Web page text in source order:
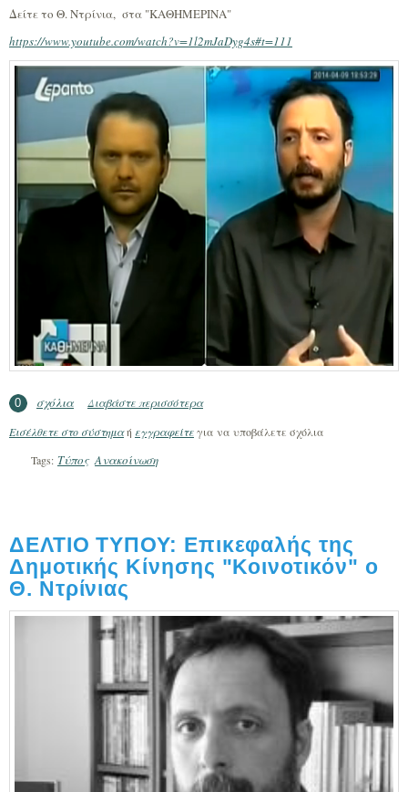
Δείτε το Θ. Ντρίνια, στα "ΚΑΘΗΜΕΡΙΝΑ"
https://www.youtube.com/watch?v=1l2mJaDyg4s#t=111
0 σχόλια Διαβάστε περισσότεραγια Κοινοτικόν: Δημόσια Τηλεοπτική
Εισέλθετε στο σύστημαή εγγραφείτεγια να υποβάλετε σχόλια
Tags: Τύπος Ανακοίνωση
ΔΕΛΤΙΟ ΤΥΠΟΥ: Επικεφαλής της
Δημοτικής Κίνησης "Κοινοτικόν" ο
Θ. Ντρίνιας